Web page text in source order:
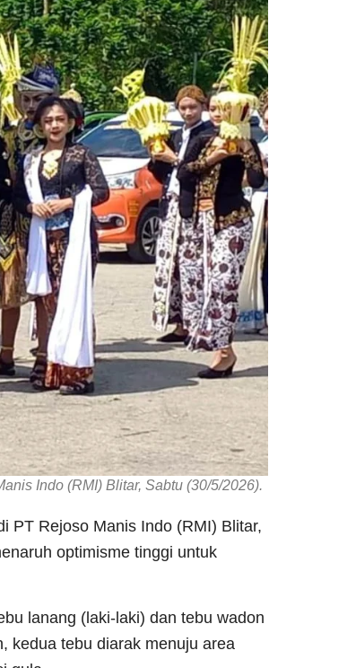
Indo (RMI) Blitar, Sabtu (30/5/2026).
PT Rejoso Manis Indo (RMI) Blitar,
optimisme tinggi untuk
lanang (laki-laki) dan tebu wadon
kedua tebu diarak menuju area